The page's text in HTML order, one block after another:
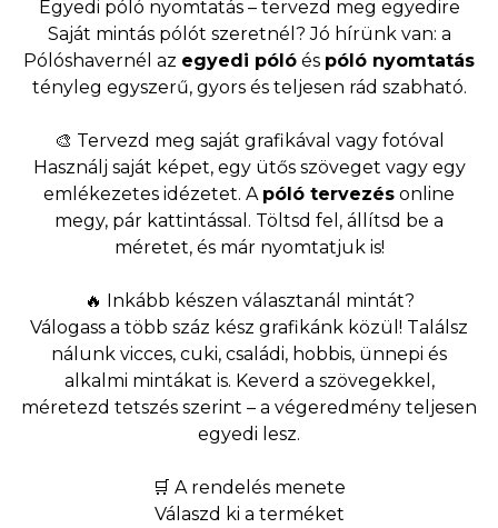
Egyedi póló nyomtatás – tervezd meg egyedire
Saját mintás pólót szeretnél? Jó hírünk van: a
Pólóshavernél az egyedi póló és póló nyomtatás
tényleg egyszerű, gyors és teljesen rád szabható.
🎨 Tervezd meg saját grafikával vagy fotóval
Használj saját képet, egy ütős szöveget vagy egy
emlékezetes idézetet. A póló tervezés online
megy, pár kattintással. Töltsd fel, állítsd be a
méretet, és már nyomtatjuk is!
🔥 Inkább készen választanál mintát?
Válogass a több száz kész grafikánk közül! Találsz
nálunk vicces, cuki, családi, hobbis, ünnepi és
alkalmi mintákat is. Keverd a szövegekkel,
méretezd tetszés szerint – a végeredmény teljesen
egyedi lesz.
🛒 A rendelés menete
Válaszd ki a terméket